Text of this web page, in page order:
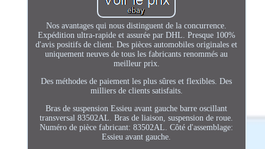
Nos avantages qui nous distinguent de la concurrence.
Expédition ultra-rapide et assurée par DHL. Presque 100%
d'avis positifs de client. Des pièces automobiles originales et
uniquement neuves de tous les fabricants renommés au
meilleur prix.
Des méthodes de paiement les plus sûres et flexibles. Des
milliers de clients satisfaits.
Bras de suspension Essieu avant gauche barre oscillant
transversal 83502AL. Bras de liaison, suspension de roue.
Numéro de pièce fabricant: 83502AL. Côté d'assemblage:
Essieu avant gauche.